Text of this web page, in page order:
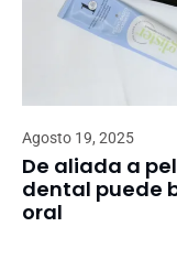
Agosto 19, 2025
De aliada a
dental puede
oral